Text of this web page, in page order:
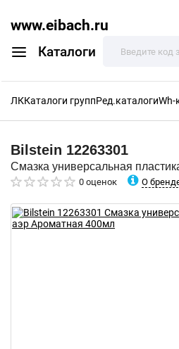
www.eibach.ru
Каталоги
ЛККаталоги группРед.каталогиWh-
Bilstein 12263301
Смазка универсальная
0 оценок О